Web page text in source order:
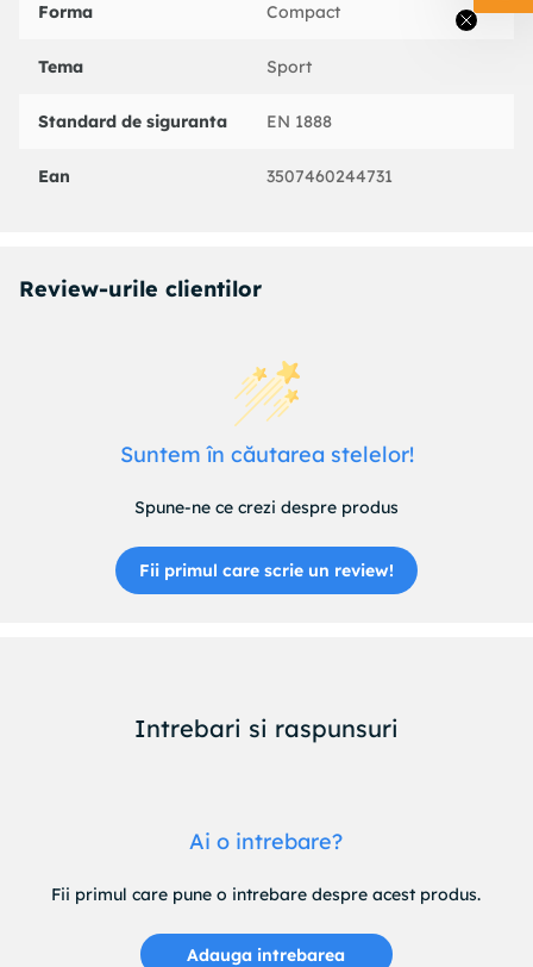
Forma Compact
Tema Sport
Standard de siguranta EN 1888
Ean 3507460244731
Review-urile clientilor
Suntem în căutarea stelelor!
Spune-ne ce crezi despre produs
Fii primul care scrie un review!
Intrebari si raspunsuri
Ai o intrebare?
Fii primul care pune o intrebare despre acest produs.
Adauga intrebarea